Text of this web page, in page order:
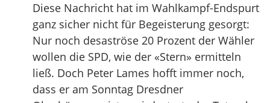
Diese Nachricht hat im Wahlkampf-Endspurt
ganz sicher nicht für Begeisterung gesorgt:
Nur noch desaströse 20 Prozent der Wähler
wollen die SPD, wie der «Stern» ermitteln
ließ. Doch Peter Lames hofft immer noch,
dass er am Sonntag Dresdner